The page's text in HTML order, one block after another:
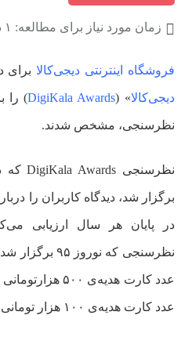
زمان مورد نیاز برای مطالعه: ۱ دقیقه
فروشگاه اینترنتی دیجی‌کالابرای
دیجی‌کالا» (
DigiKala Awards) را
نظرسنجی، مشخص شدند.
برگزار شد، دیدگاه کاربران را
در پایان هر سال ارزیابی
نظرسنجی که
عدد کارت هدیه‌ی
عدد کارت هدیه‌ی ۱۰۰ هزار تومانی دیجی‌کالا، اهدا می‌شود.